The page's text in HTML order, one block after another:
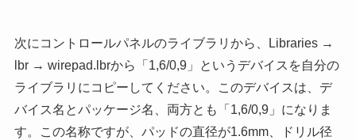
次にコントロールパネルのライブラリから、Libraries →
lbr → wirepad.lbrから「1,6/0,9」というデバイスを自分の
ライブラリにコピーしてください。このデバイスは、デ
バイス名とパッケージ名、両方とも「1,6/0,9」になりま
す。この名称ですが、パッドの直径が1.6mm、ドリル径